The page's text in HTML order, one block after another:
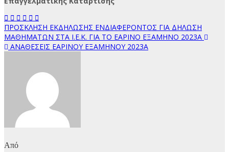
Πλοήγηση
άρθρων
ΠΡΟΣΚΛΗΣΗ ΕΚΔΗΛΩΣΗΣ ΕΝΔΙΑΦΕΡΟΝΤΟΣ ΓΙΑ ΔΗΛΩΣΗ
ΜΑΘΗΜATΩΝ ΣΤΑ Ι.Ε.Κ. ΓΙΑ ΤΟ ΕΑΡΙΝΟ ΕΞΑΜΗΝΟ 2023Α
ΑΝΑΘΕΣΕΙΣ ΕΑΡΙΝΟΥ ΕΞΑΜΗΝΟΥ 2023Α
Από